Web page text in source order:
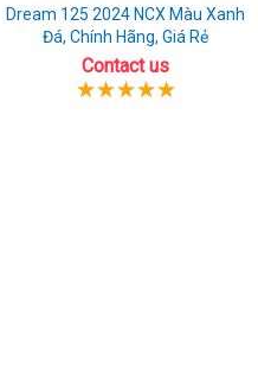
Dream 125 2024 NCX Màu Xanh
Đá, Chính Hãng, Giá Rẻ
Contact us